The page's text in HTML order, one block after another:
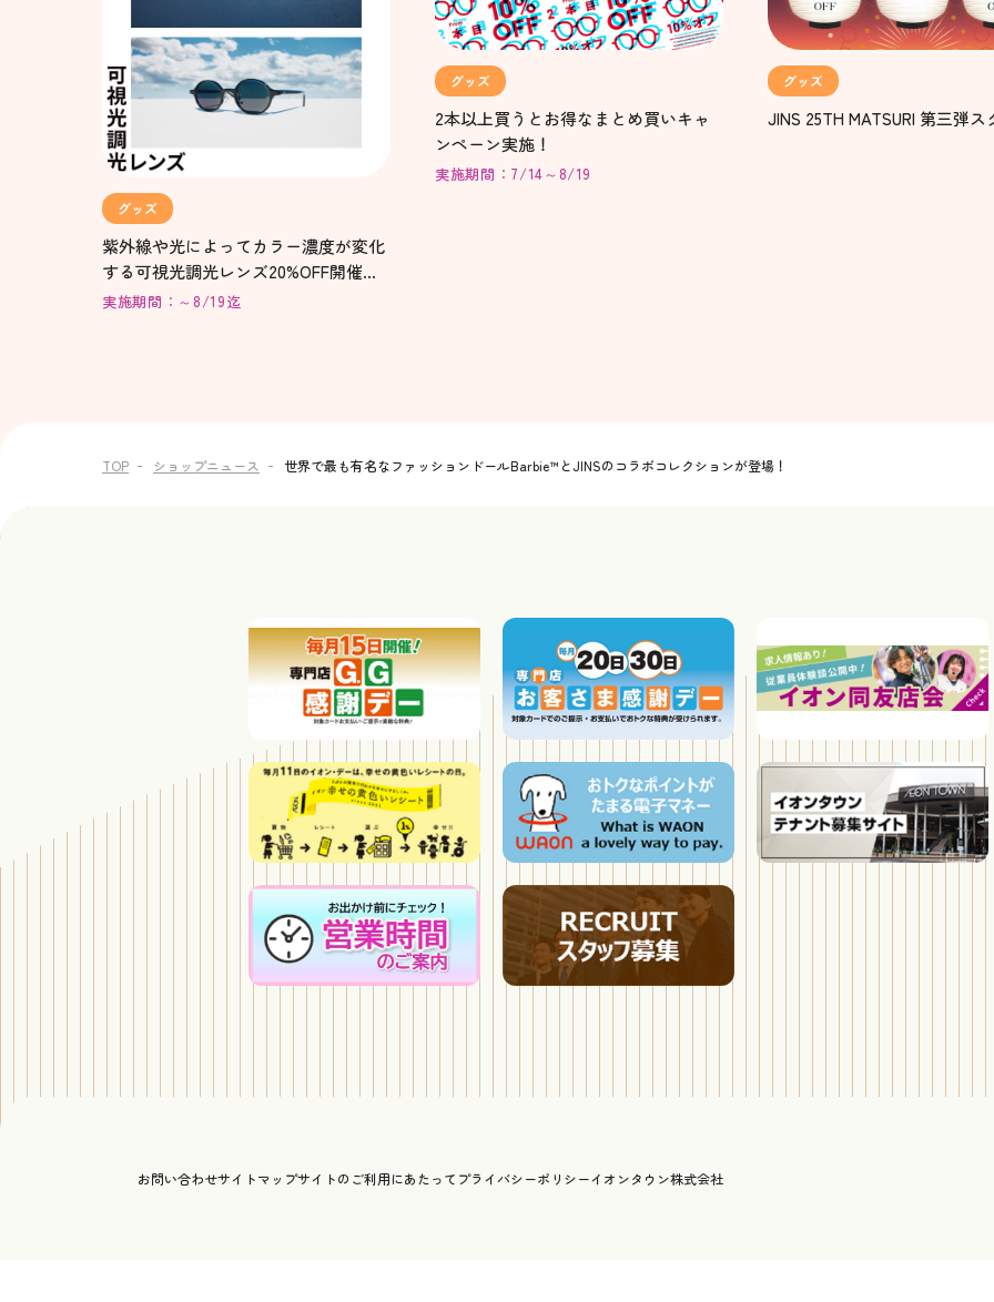
グッズ
紫外線や光によってカラー濃度が変化
する可視光調光レンズ20%OFF開催
中！
実施期間：～8/19迄
グッズ
2本以上買うとお得なまとめ買いキャ
ンペーン実施！
実施期間：7/14～8/19
グッズ
JINS 25TH MATSURI 第三弾
TOP ショップニュース 世界で最も有名なファッションドールBarbie™とJINSのコラボコレクションが登場！
お問い合わせサイトマップサイトのご利用にあたって プライバシーポリシーイオンタウン株式会社